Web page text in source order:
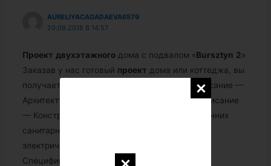
AURELIYACAGADAEVA6579
20.09.2018 В 14:57
Проект двухэтажногодома с подвалом «Bursztyn 2»
Заказав у нас готовый проект дома или коттеджа, вы
получаете: — Архитектурно-техническое описание —
Архитектурные схемы — Конструкционное описание
— Конструкционные схемы —
внутренних
санитарных систем —
электрических систем (разводка по дому) —
Спецификация используемых строительных